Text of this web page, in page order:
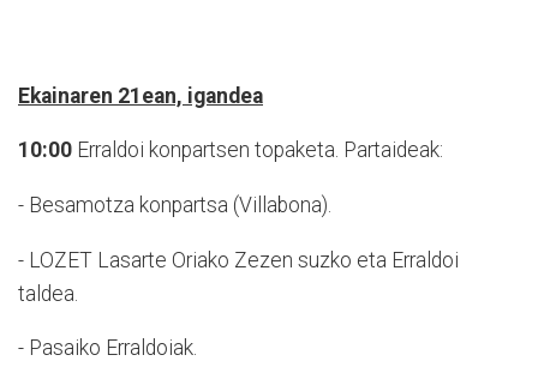
Ekainaren 21ean, igandea
10:00 Erraldoi konpartsen topaketa. Partaideak:
- Besamotza konpartsa (Villabona).
- LOZET Lasarte Oriako Zezen suzko eta Erraldoi
taldea.
- Pasaiko Erraldoiak.